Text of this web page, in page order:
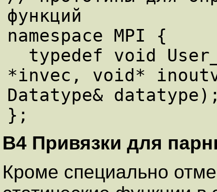
функций
namespace MPI {
*invec, void*
Datatype&
B4 Привязки для
Кроме специально